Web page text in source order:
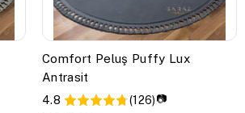
Comfort Peluş Puffy Lux
Antrasit
4.8 (126) 📷